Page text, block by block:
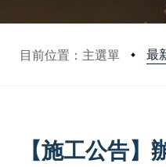
目前位置：主選單 最
【施工公告